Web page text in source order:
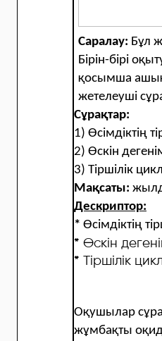
Саралау: Бұл
Бірін-бірі
қосымша ашық
жетелеуші
Сұрақтар:
1) Өсімдіктің
2) Өскін
3) Тіршілік
Мақсаты:
Дескриптор:
* Өсімдіктің
* Өскін
* Тіршілік
Оқушылар
жұмбақты